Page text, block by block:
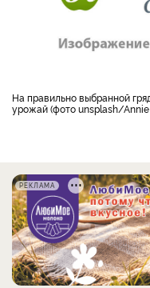
На правильно выбранной грядке вы сможете получить хороший
урожай (фото unsplash/Annie
РЕКЛАМА